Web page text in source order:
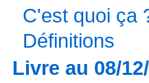
C'est quoi ça
Définitions
Livre au 08/